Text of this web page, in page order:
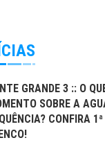
GRANDE 3 :: O
SOBRE A
CONFIRA